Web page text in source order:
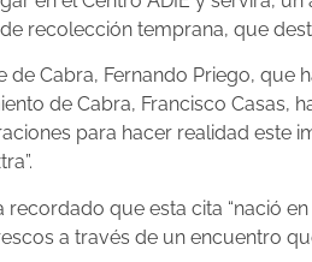
de recolección temprana, que
de Cabra, Fernando Priego,
de Cabra, Francisco Casas,
para hacer realidad este
recordado que esta cita “nació
a través de un encuentro